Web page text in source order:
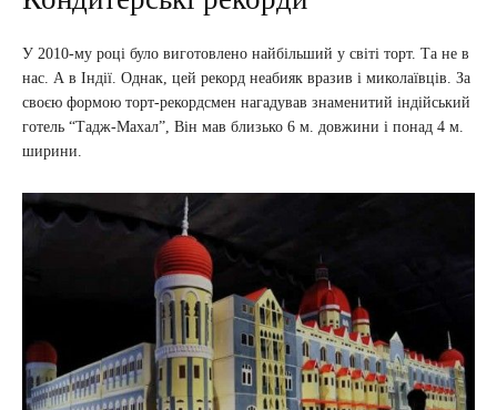
У 2010-му році було виготовлено найбільший у світі торт. Та не в
нас. А в Індії. Однак, цей рекорд неабияк вразив і миколаївців. За
своєю формою торт-рекордсмен нагадував знаменитий індійський
готель “Тадж-Махал”, Він мав близько 6 м. довжини і понад 4 м.
ширини.